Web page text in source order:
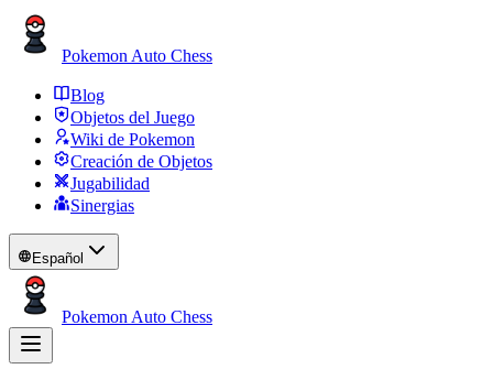
Pokemon Auto Chess
Blog
Objetos del Juego
Wiki de Pokemon
Creación de Objetos
Jugabilidad
Sinergias
Español
Pokemon Auto Chess